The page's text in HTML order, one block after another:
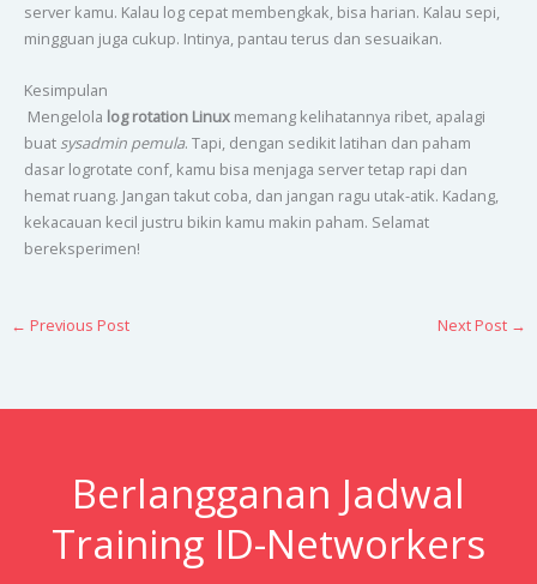
server kamu. Kalau log cepat membengkak, bisa harian. Kalau sepi,
mingguan juga cukup. Intinya, pantau terus dan sesuaikan.
Kesimpulan
Mengelola log rotation Linuxmemang kelihatannya ribet, apalagi
buat sysadmin pemula. Tapi, dengan sedikit latihan dan paham
dasar logrotate conf, kamu bisa menjaga server tetap rapi dan
hemat ruang. Jangan takut coba, dan jangan ragu utak-atik. Kadang,
kekacauan kecil justru bikin kamu makin paham. Selamat
bereksperimen!
← Previous Post Next Post →
Berlangganan Jadwal
Training ID-Networkers